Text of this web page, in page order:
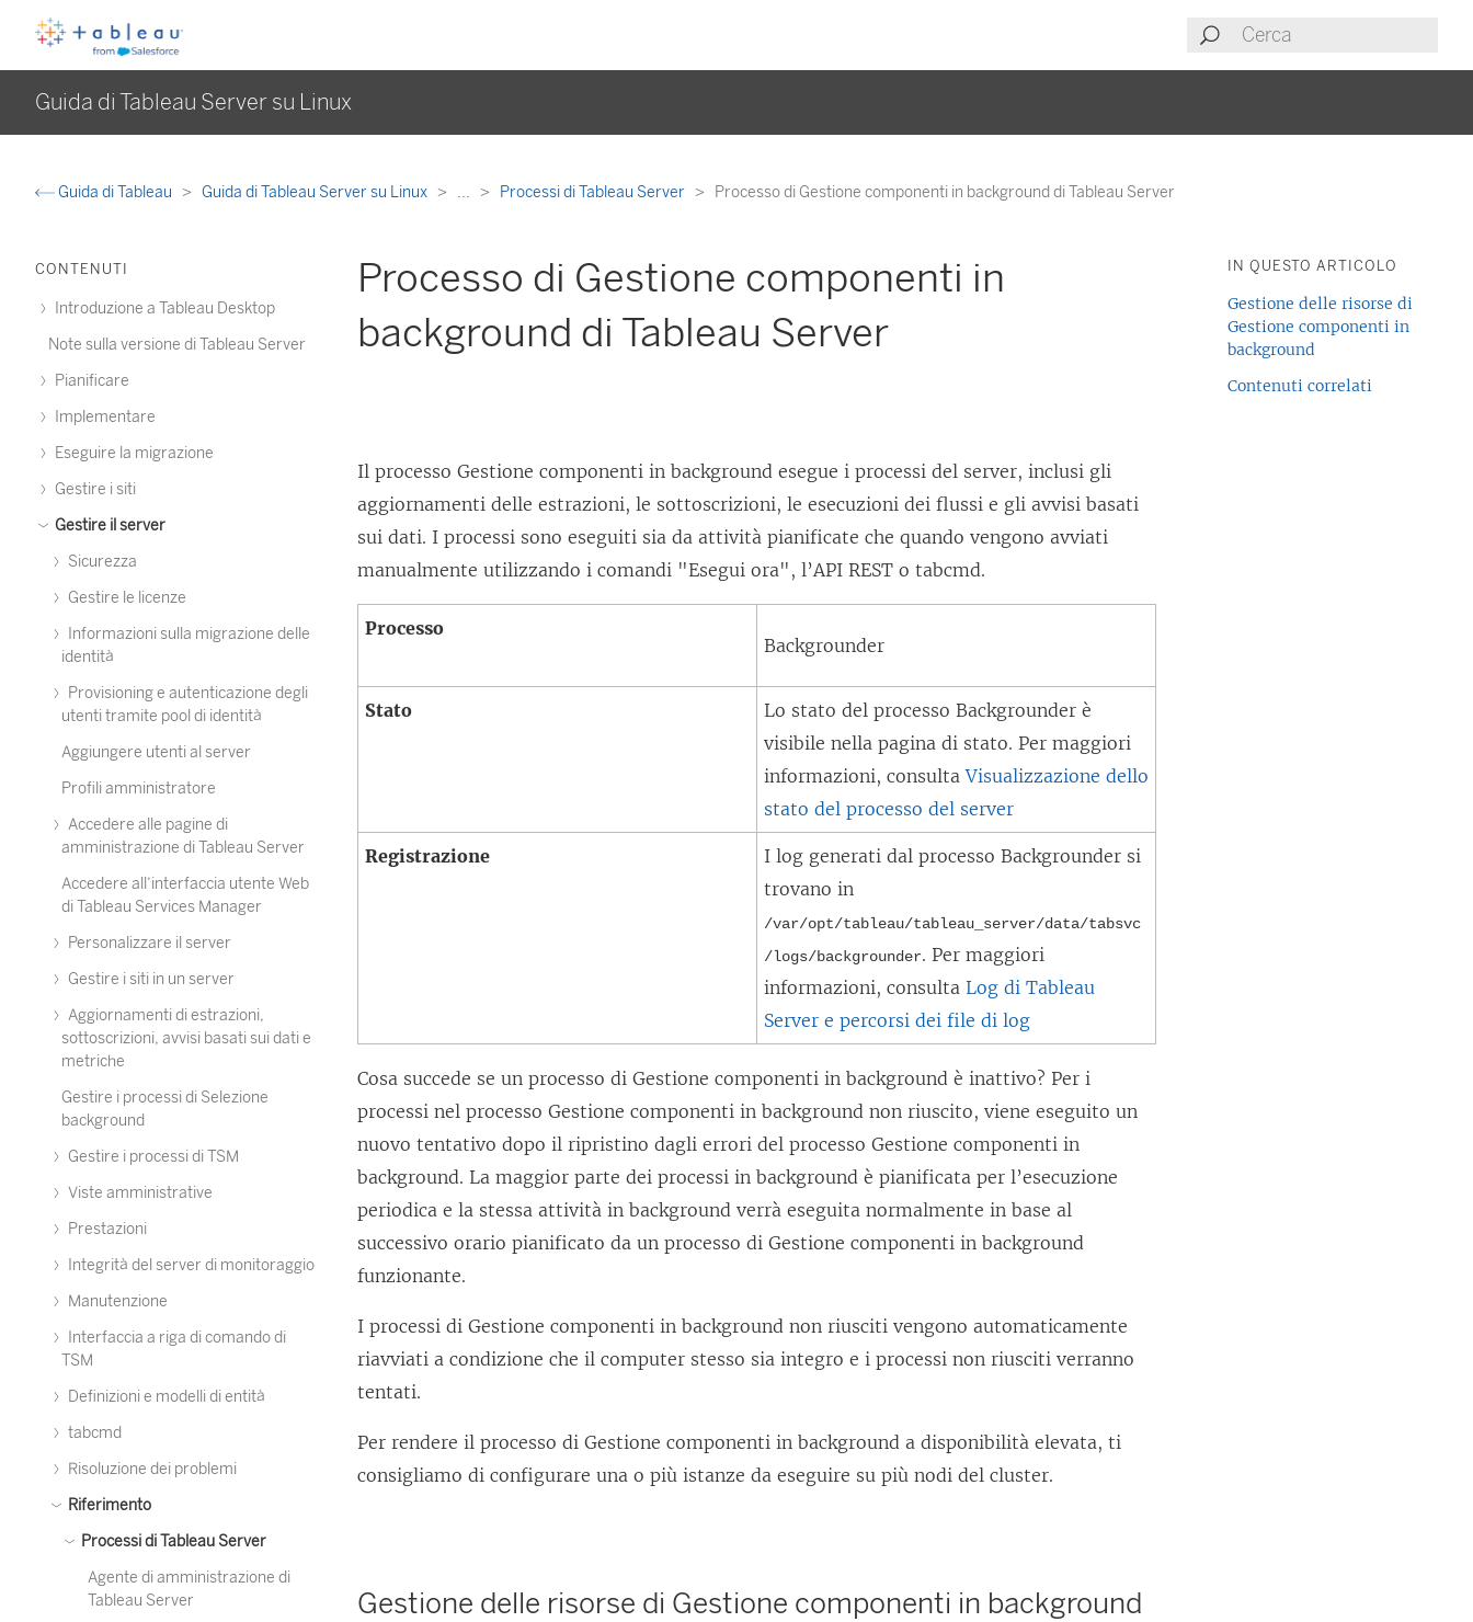
Guida di Tableau Server su Linux
Guida di Tableau Guida di Tableau Server su Linux ... Processi di Tableau Server Processo di Gestione componenti in background di Tableau Server
CONTENUTI
Introduzione a Tableau Desktop
Note sulla versione di Tableau Server
Pianificare
Implementare
Eseguire la migrazione
Gestire i siti
Gestire il server
Sicurezza
Gestire le licenze
Informazioni sulla migrazione delle
identità
Provisioning e autenticazione degli
utenti tramite pool di identità
Aggiungere utenti al server
Profili amministratore
Accedere alle pagine di
amministrazione di Tableau Server
Accedere all’interfaccia utente Web
di Tableau Services Manager
Personalizzare il server
Gestire i siti in un server
Aggiornamenti di estrazioni,
sottoscrizioni, avvisi basati sui dati e
metriche
Gestire i processi di Selezione
background
Gestire i processi di TSM
Viste amministrative
Prestazioni
Integrità del server di monitoraggio
Manutenzione
Interfaccia a riga di comando di
TSM
Definizioni e modelli di entità
tabcmd
Risoluzione dei problemi
Riferimento
Processi di Tableau Server
Agente di amministrazione di
Tableau Server
Processo di Gestione componenti in
background di Tableau Server
Il processo Gestione componenti in background esegue i processi del server, inclusi gli
aggiornamenti delle estrazioni, le sottoscrizioni, le esecuzioni dei flussi e gli avvisi basati
sui dati. I processi sono eseguiti sia da attività pianificate che quando vengono avviati
manualmente utilizzando i comandi "Esegui ora", l’API REST o tabcmd.
Processo
Backgrounder
Stato Lo stato del processoBackgrounderè
visibile nella pagina di stato. Per maggiori
informazioni, consultaVisualizzazione dello
stato del processo del server
Registrazione I log generati dal processoBackgrounder si
trovano in
/var/opt/tableau/tableau_server/data/tabsvc
/logs/backgrounder. Per maggiori
informazioni, consulta Log di Tableau
Server e percorsi dei file di log
Cosa succede se un processo di Gestione componenti in background è inattivo? Per i
processi nel processo Gestione componenti in background non riuscito, viene eseguito un
nuovo tentativo dopo il ripristino dagli errori del processo Gestione componenti in
background. La maggior parte dei processi in background è pianificata per l’esecuzione
periodica e la stessa attività in background verrà eseguita normalmente in base al
successivo orario pianificato da un processo di Gestione componenti in background
funzionante.
I processi di Gestione componenti in background non riusciti vengono automaticamente
riavviati a condizione che il computer stesso sia integro e i processi non riusciti verranno
tentati.
Per rendere il processo di Gestione componenti in background a disponibilità elevata, ti
consigliamo di configurare una o più istanze da eseguire su più nodi del cluster.
Gestione delle risorse di Gestione componenti in background
IN QUESTO ARTICOLO
Gestione delle risorse di
Gestione componenti in
background
Contenuti correlati